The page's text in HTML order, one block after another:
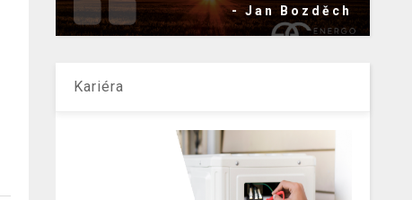
- Jan Bozděch
Kariéra